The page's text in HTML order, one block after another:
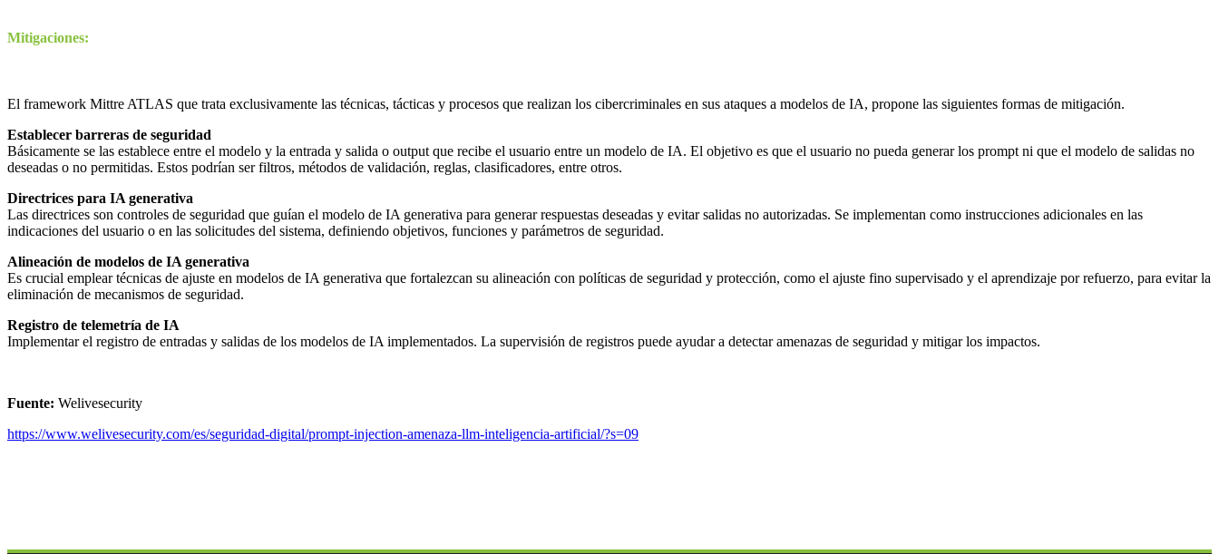
Mitigaciones:
El framework Mittre ATLAS que trata exclusivamente las técnicas, tácticas y procesos que realizan los cibercriminales en sus ataques a modelos de IA, propone las siguientes formas de mitigación.
Establecer barreras de seguridad
Básicamente se las establece entre el modelo y la entrada y salida o output que recibe el usuario entre un modelo de IA. El objetivo es que el usuario no pueda generar los prompt ni que el modelo de salidas no
deseadas o no permitidas. Estos podrían ser filtros, métodos de validación, reglas, clasificadores, entre otros.
Directrices para IA generativa
Las directrices son controles de seguridad que guían el modelo de IA generativa para generar respuestas deseadas y evitar salidas no autorizadas. Se implementan como instrucciones adicionales en las
indicaciones del usuario o en las solicitudes del sistema, definiendo objetivos, funciones y parámetros de seguridad.
Alineación de modelos de IA generativa
Es crucial emplear técnicas de ajuste en modelos de IA generativa que fortalezcan su alineación con políticas de seguridad y protección, como el ajuste fino supervisado y el aprendizaje por refuerzo, para evitar la
eliminación de mecanismos de seguridad.
Registro de telemetría de IA
Implementar el registro de entradas y salidas de los modelos de IA implementados. La supervisión de registros puede ayudar a detectar amenazas de seguridad y mitigar los impactos.
Fuente: Welivesecurity
https://www.welivesecurity.com/es/seguridad-digital/prompt-injection-amenaza-llm-inteligencia-artificial/?s=09